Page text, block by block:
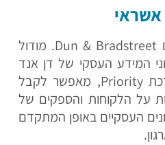
אשראי
בשיתוף פעולה ייחודי עם Dun & Bradstreet. מודול
המידע העסקי של דן אנד
ברדסטריט ישירות במערכת Priority, מאפשר לקבל
על הלקוחות והספקים של
העסקיים באופן המתקדם